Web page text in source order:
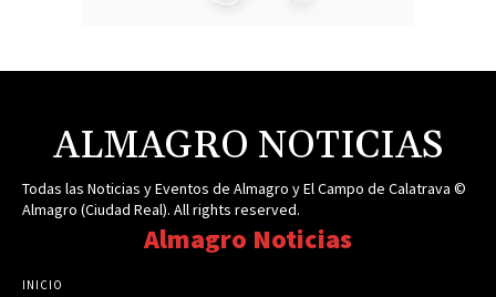
ALMAGRO NOTICIAS
Todas las Noticias y Eventos de Almagro y El Campo de Calatrava ©
Almagro (Ciudad Real). All rights reserved.
Almagro Noticias
INICIO